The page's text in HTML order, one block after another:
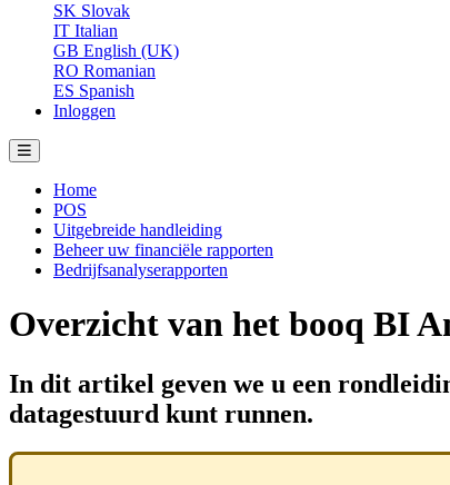
SK Slovak
IT Italian
GB English (UK)
RO Romanian
ES Spanish
Inloggen
Home
POS
Uitgebreide handleiding
Beheer uw financiële rapporten
Bedrijfsanalyserapporten
Overzicht van het booq BI
In dit artikel geven we u een
datagestuurd kunt runnen.